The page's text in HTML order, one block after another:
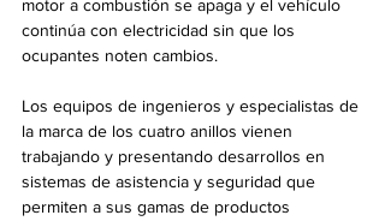
motor a combustión se apaga y el vehículo
continúa con electricidad sin que los
ocupantes noten cambios.
Los equipos de ingenieros y especialistas de
la marca de los cuatro anillos vienen
trabajando y presentando desarrollos en
sistemas de asistencia y seguridad que
permiten a sus gamas de productos